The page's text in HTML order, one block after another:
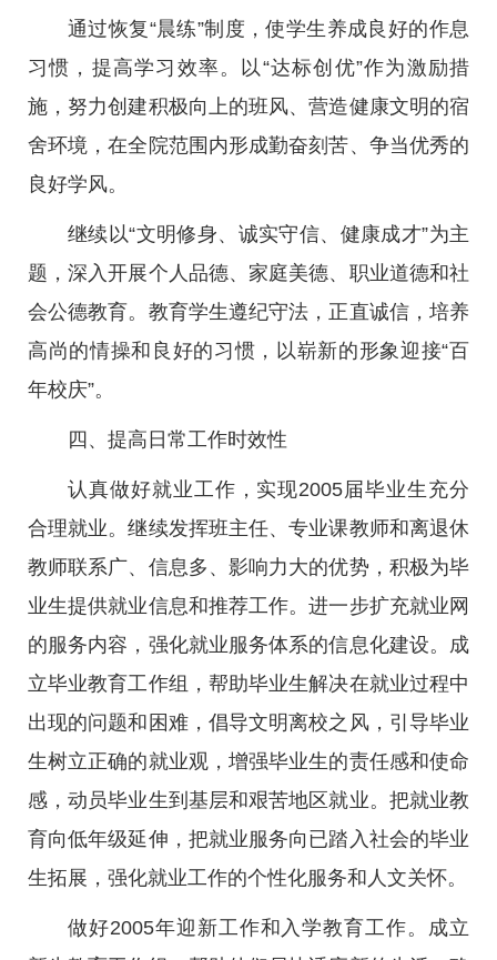
通过恢复“晨练”制度，使学生养成良好的作息
习惯，提高学习效率。以“达标创优”作为激励措
施，努力创建积极向上的班风、营造健康文明的宿
舍环境，在全院范围内形成勤奋刻苦、争当优秀的
良好学风。
继续以“文明修身、诚实守信、健康成才”为主
题，深入开展个人品德、家庭美德、职业道德和社
会公德教育。教育学生遵纪守法，正直诚信，培养
高尚的情操和良好的习惯，以崭新的形象迎接“百
年校庆”。
四、提高日常工作时效性
认真做好就业工作，实现2005届毕业生充分
合理就业。继续发挥班主任、专业课教师和离退休
教师联系广、信息多、影响力大的优势，积极为毕
业生提供就业信息和推荐工作。进一步扩充就业网
的服务内容，强化就业服务体系的信息化建设。成
立毕业教育工作组，帮助毕业生解决在就业过程中
出现的问题和困难，倡导文明离校之风，引导毕业
生树立正确的就业观，增强毕业生的责任感和使命
感，动员毕业生到基层和艰苦地区就业。把就业教
育向低年级延伸，把就业服务向已踏入社会的毕业
生拓展，强化就业工作的个性化服务和人文关怀。
做好2005年迎新工作和入学教育工作。成立